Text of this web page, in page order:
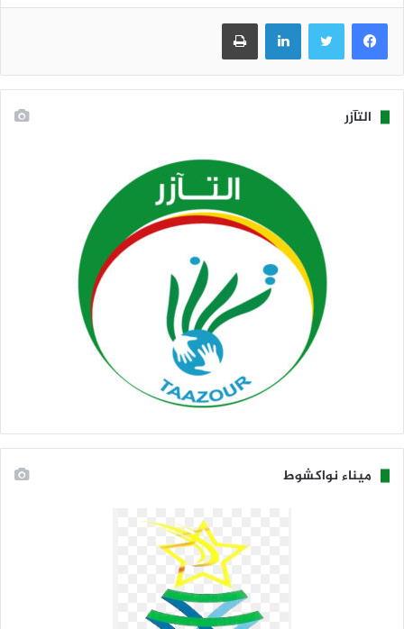
فيسبوك تويتر لينكدإن طباعة
التآزر
ميناء نواكشوط